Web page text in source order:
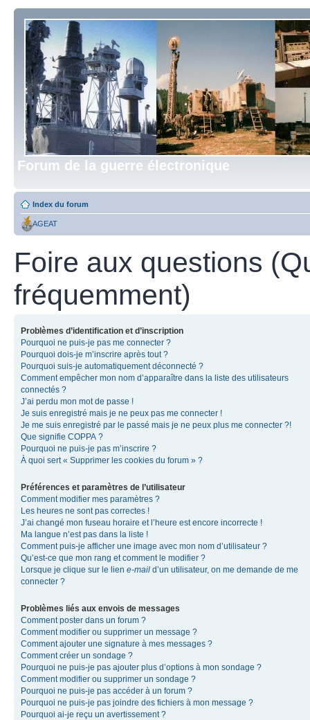
Forum de la guerre électronique
Index du forum
AGEAT
Foire aux questions
fréquemment)
Problèmes d’identification et d’inscription
Pourquoi ne puis-je pas me connecter ?
Pourquoi dois-je m’inscrire après tout ?
Pourquoi suis-je automatiquement déconnecté ?
Comment empêcher mon nom d’apparaître dans la liste des utilisateurs
connectés ?
J’ai perdu mon mot de passe !
Je suis enregistré mais je ne peux pas me connecter !
Je me suis enregistré par le passé mais je ne peux plus me connecter ?!
Que signifie COPPA ?
Pourquoi ne puis-je pas m’inscrire ?
À quoi sert « Supprimer les cookies du forum » ?
Préférences et paramètres de l’utilisateur
Comment modifier mes paramètres ?
Les heures ne sont pas correctes !
J’ai changé mon fuseau horaire et l’heure est encore incorrecte !
Ma langue n’est pas dans la liste !
Comment puis-je afficher une image avec mon nom d’utilisateur ?
Qu’est-ce que mon rang et comment le modifier ?
Lorsque je clique sur le lien e-mail d’un utilisateur, on me demande de me
connecter ?
Problèmes liés aux envois de messages
Comment poster dans un forum ?
Comment modifier ou supprimer un message ?
Comment ajouter une signature à mes messages ?
Comment créer un sondage ?
Pourquoi ne puis-je pas ajouter plus d’options à mon sondage ?
Comment modifier ou supprimer un sondage ?
Pourquoi ne puis-je pas accéder à un forum ?
Pourquoi ne puis-je pas joindre des fichiers à mon message ?
Pourquoi ai-je reçu un avertissement ?